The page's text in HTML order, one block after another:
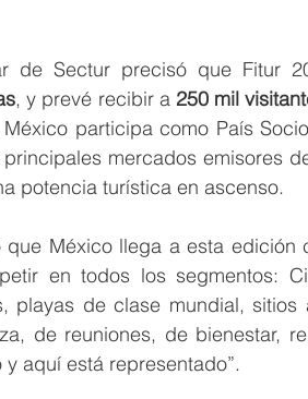
de Sectur precisó que Fitur
, y prevé recibir a 250 mil
participa como País
mercados emisores
potencia turística en ascenso.
que México llega a esta
en todos los segmentos:
playas de clase mundial,
de reuniones, de bienestar,
y aquí está representado”.